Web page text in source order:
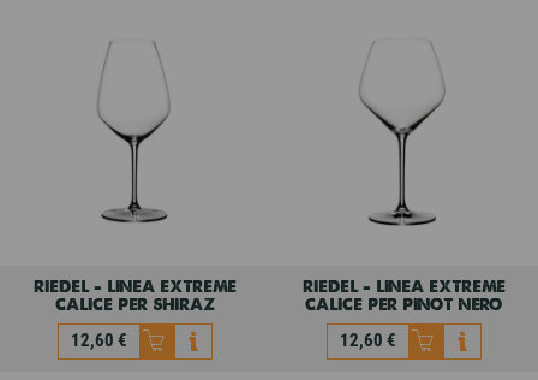
riedel - linea extreme
calice per shiraz
12,60 €
riedel - linea extreme
calice per pinot nero
12,60 €